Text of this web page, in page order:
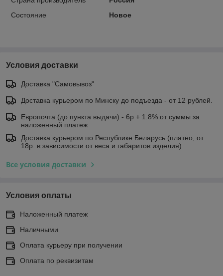
Состояние
Новое
Условия доставки
Доставка "Самовывоз"
Доставка курьером по Минску до подъезда - от 12 рублей.
Европочта (до пункта выдачи) - 6р + 1.8% от суммы за
наложенный платеж
Доставка курьером по Республике Беларусь (платно, от
18р. в зависимости от веса и габаритов изделия)
Все условия доставки
Условия оплаты
Наложенный платеж
Наличными
Оплата курьеру при получении
Оплата по реквизитам